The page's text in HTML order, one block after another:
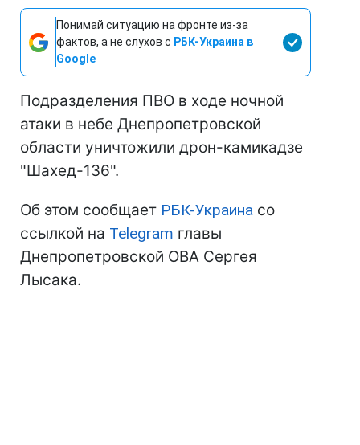
Понимай ситуацию на фронте из-за
фактов, а не слухов с РБК-Украина в
Google
Подразделения ПВО в ходе ночной
атаки в небе Днепропетровской
области уничтожили дрон-камикадзе
"Шахед-136".
Об этом сообщает РБК-Украина со
ссылкой на Telegram главы
Днепропетровской ОВА Сергея
Лысака.